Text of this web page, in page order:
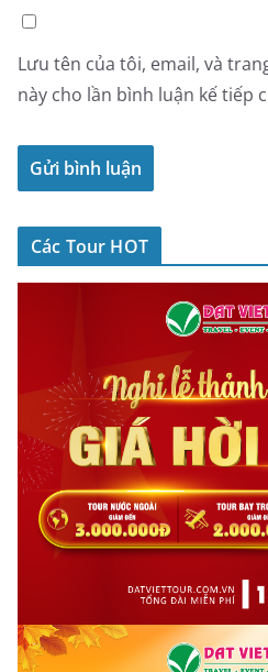
Lưu tên của tôi, email, và
này cho lần bình luận kế tiếp
Các Tour HOT